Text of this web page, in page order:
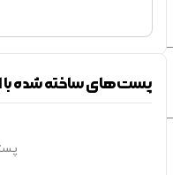
پست‌های ساخته شده با